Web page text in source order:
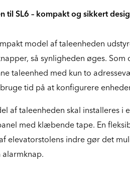
til SL6 – kompakt og sikkert
model af taleenheden
så synligheden øges. Som
taleenhed med kun to
tid på at konfigurere
af taleenheden skal installeres i
med klæbende tape. En
elevatorstolens indre gør det